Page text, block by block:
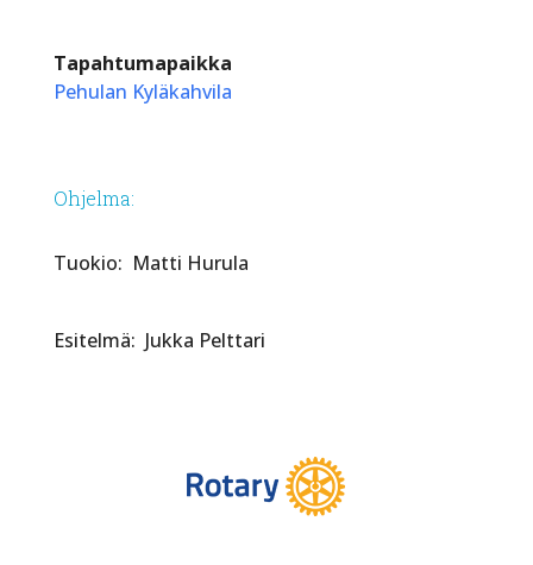
Tapahtumapaikka
Pehulan Kyläkahvila
Ohjelma:
Tuokio: Matti Hurula
Esitelmä: Jukka Pelttari